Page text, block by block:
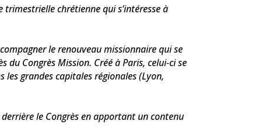
trimestrielle chrétienne qui s’intéresse à
le renouveau missionnaire qui se
du Congrès Mission. Créé à Paris, celui-ci se
grandes capitales régionales (Lyon,
le Congrès en apportant un contenu